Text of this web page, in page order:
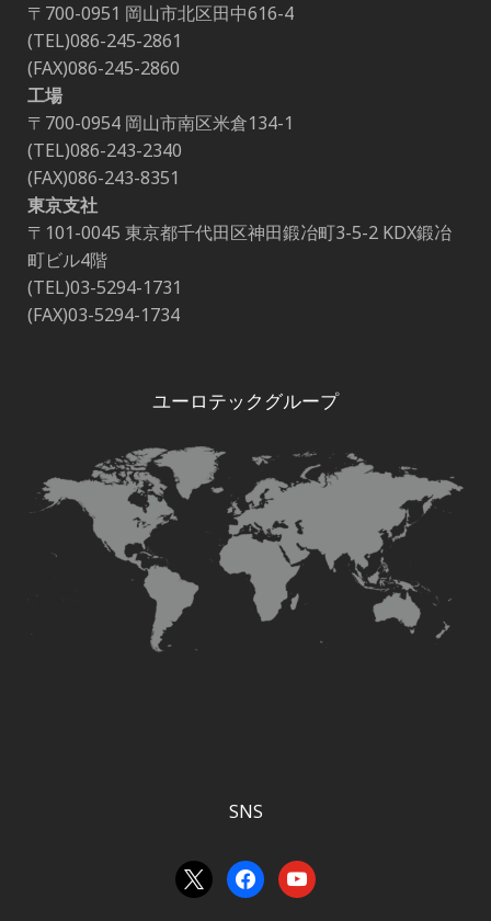
〒700-0951 岡山市北区田中616-4
(TEL)086-245-2861
(FAX)086-245-2860
工場
〒700-0954 岡山市南区米倉134-1
(TEL)086-243-2340
(FAX)086-243-8351
東京支社
〒101-0045 東京都千代田区神田鍛冶町3-5-2 KDX鍛冶
町ビル4階
(TEL)03-5294-1731
(FAX)03-5294-1734
ユーロテックグループ
SNS
x facebook
youtube